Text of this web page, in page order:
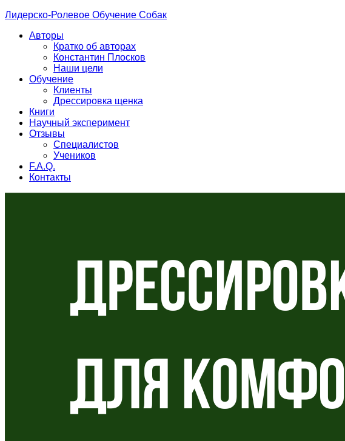
Лидерско-Ролевое Обучение Собак
Авторы
Кратко об авторах
Константин Плосков
Наши цели
Обучение
Клиенты
Дрессировка щенка
Книги
Научный эксперимент
Отзывы
Специалистов
Учеников
F.A.Q.
Контакты